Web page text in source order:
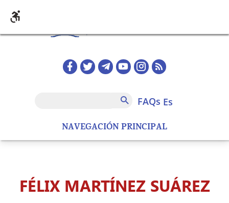
NAVEGACIÓN PRINCIPAL
Redes sociales home
FAQs
FAQs es
FÉLIX MARTÍNEZ SUÁREZ